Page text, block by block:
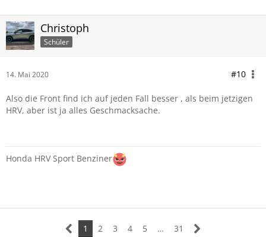
Christoph
Schüler
14. Mai 2020 #10
Also die Front find ich auf jeden Fall besser , als beim jetzigen
HRV, aber ist ja alles Geschmacksache.
Honda HRV Sport Benziner
1 2 3 4 5 … 31